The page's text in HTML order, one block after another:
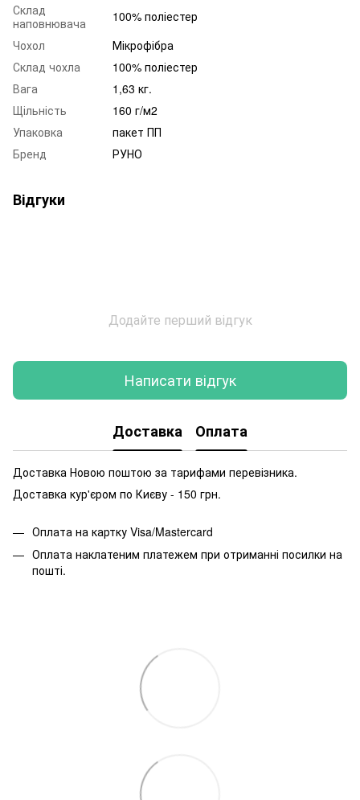
Склад
наповнювача
100% поліестер
Чохол
Мікрофібра
Склад чохла
100% поліестер
Вага
1,63 кг.
Щільність
160 г/м2
Упаковка
пакет ПП
Бренд
РУНО
Відгуки
Додайте перший відгук
Написати відгук
Доставка Оплата
Доставка Новою поштою за тарифами перевізника.
Доставка кур'єром по Києву - 150 грн.
Оплата на картку Visa/Mastercard
Оплата наклатеним платежем при отриманні посилки на
пошті.